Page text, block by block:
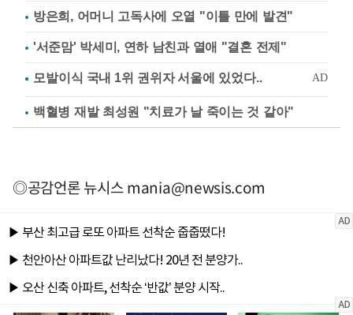
방은희, 어머니 고독사에 오열 "이틀 만에 발견"
'서준맘' 박세미, 연하 남친과 열애 "결혼 전제"
백혈병 재발 최성원 "치료가 날 죽이는 것 같아"
◎공감언론 뉴시스mania@newsis.com